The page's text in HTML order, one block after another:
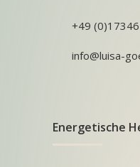
+49
info@luisa-
Energetische